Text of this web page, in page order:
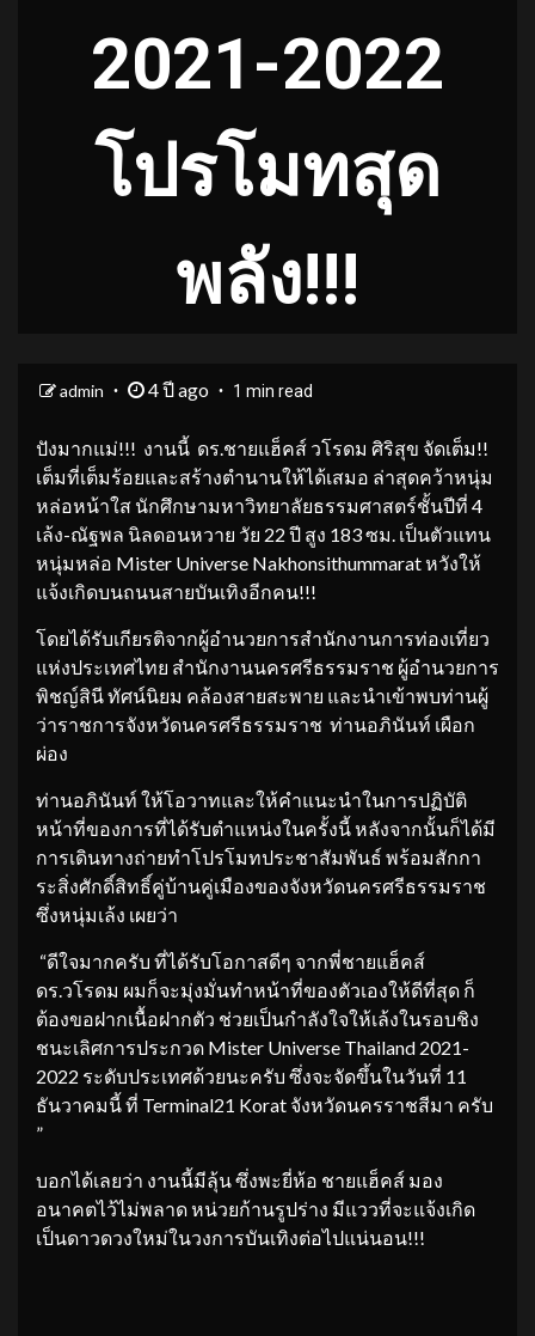
2021-2022
โปรโมทสุด
พลัง!!!
admin 4 ปี ago 1 min read
ปังมากแม่!!! งานนี้ ดร.ชายแฮ็คส์ วโรดม ศิริสุข จัดเต็ม!!
เต็มที่เต็มร้อยและสร้างตำนานให้ได้เสมอ ล่าสุดคว้าหนุ่ม
หล่อหน้าใส นักศึกษามหาวิทยาลัยธรรมศาสตร์ชั้นปีที่ 4
เล้ง-ณัฐพล นิลดอนหวาย วัย 22 ปี สูง 183 ซม. เป็นตัวแทน
หนุ่มหล่อ Mister Universe Nakhonsithummarat หวังให้
แจ้งเกิดบนถนนสายบันเทิงอีกคน!!!
โดยได้รับเกียรติจากผู้อำนวยการสำนักงานการท่องเที่ยว
แห่งประเทศไทย สำนักงานนครศรีธรรมราช ผู้อำนวยการ
พิชญ์สินี ทัศน์นิยม คล้องสายสะพาย และนำเข้าพบท่านผู้
ว่าราชการจังหวัดนครศรีธรรมราช ท่านอภินันท์ เผือก
ผ่อง
ท่านอภินันท์ ให้โอวาทและให้คำแนะนำในการปฏิบัติ
หน้าที่ของการที่ได้รับตำแหน่งในครั้งนี้ หลังจากนั้นก็ได้มี
การเดินทางถ่ายทำโปรโมทประชาสัมพันธ์ พร้อมสักกา
ระสิ่งศักดิ์สิทธิ์คู่บ้านคู่เมืองของจังหวัดนครศรีธรรมราช
ซึ่งหนุ่มเล้ง เผยว่า
“ดีใจมากครับ ที่ได้รับโอกาสดีๆ จากพี่ชายแฮ็คส์
ดร.วโรดม ผมก็จะมุ่งมั่นทำหน้าที่ของตัวเองให้ดีที่สุด ก็
ต้องขอฝากเนื้อฝากตัว ช่วยเป็นกำลังใจให้เล้งในรอบชิง
ชนะเลิศการประกวด Mister Universe Thailand 2021-
2022 ระดับประเทศด้วยนะครับ ซึ่งจะจัดขึ้นในวันที่ 11
ธันวาคมนี้ ที่ Terminal21 Korat จังหวัดนครราชสีมา ครับ
”
บอกได้เลยว่า งานนี้มีลุ้น ซึ่งพะยี่ห้อ ชายแฮ็คส์ มอง
อนาคตไว้ไม่พลาด หน่วยก้านรูปร่าง มีแววที่จะแจ้งเกิด
เป็นดาวดวงใหม่ในวงการบันเทิงต่อไปแน่นอน!!!